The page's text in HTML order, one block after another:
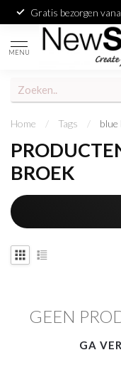
Gratis bezorgen
MENU
Home / Tags / blue
BROEK
GEEN
GA